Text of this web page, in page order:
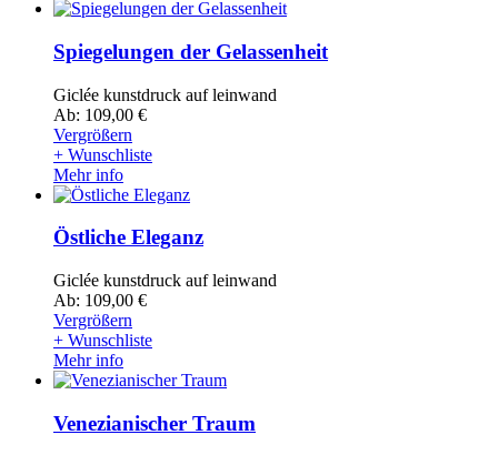
Spiegelungen der Gelassenheit
Giclée kunstdruck auf leinwand
Ab: 109,00 €
Vergrößern
+ Wunschliste
Mehr info
Östliche Eleganz
Giclée kunstdruck auf leinwand
Ab: 109,00 €
Vergrößern
+ Wunschliste
Mehr info
Venezianischer Traum